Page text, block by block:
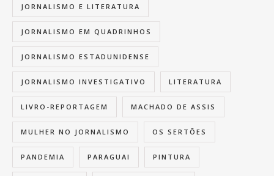
JORNALISMO E LITERATURA
JORNALISMO EM QUADRINHOS
JORNALISMO ESTADUNIDENSE
JORNALISMO INVESTIGATIVO LITERATURA
LIVRO-REPORTAGEM MACHADO DE ASSIS
MULHER NO JORNALISMO OS SERTÕES
PANDEMIA PARAGUAI PINTURA